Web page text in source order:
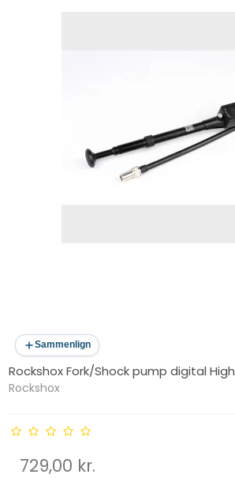
Sammenlign
Rockshox Fork/Shock pump digital High
Rockshox
729,00 kr.